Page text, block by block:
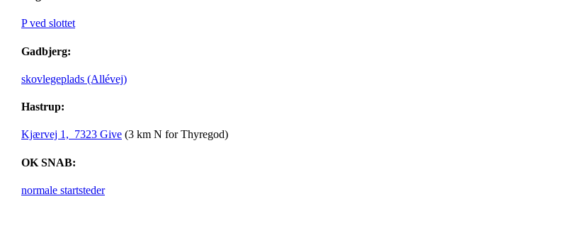
P ved slottet
Gadbjerg:
skovlegeplads (Allévej)
Hastrup:
Kjærvej 1, 7323 Give (3 km N for Thyregod)
OK SNAB:
normale startsteder